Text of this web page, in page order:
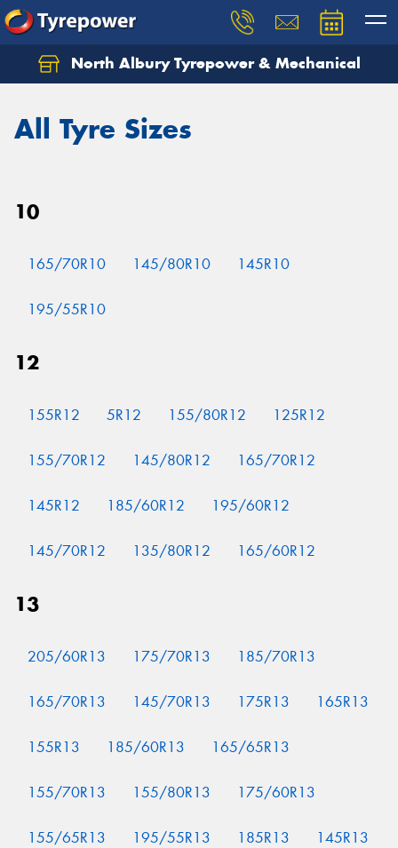
North Albury Tyrepower & Mechanical
All Tyre Sizes
10
165/70R10 145/80R10 145R10
195/55R10
12
155R12 5R12 155/80R12 125R12
155/70R12 145/80R12 165/70R12
145R12 185/60R12 195/60R12
145/70R12 135/80R12 165/60R12
13
205/60R13 175/70R13 185/70R13
165/70R13 145/70R13 175R13 165R13
155R13 185/60R13 165/65R13
155/70R13 155/80R13 175/60R13
155/65R13 195/55R13 185R13 145R13
Let us know what you need, and our team will
Your details
Send